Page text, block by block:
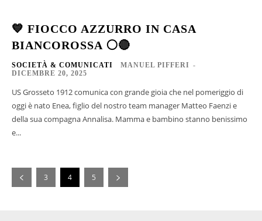
💙 FIOCCO AZZURRO IN CASA
BIANCOROSSA ⚪🔴
SOCIETÀ & COMUNICATI MANUEL PIFFERI -
DICEMBRE 20, 2025
US Grosseto 1912 comunica con grande gioia che nel pomeriggio di
oggi è nato Enea, figlio del nostro team manager Matteo Faenzi e
della sua compagna Annalisa. Mamma e bambino stanno benissimo
e...
3 4 5